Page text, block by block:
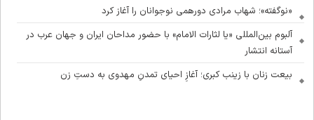
«نوگفته»؛ شهاب مرادی دورهمی نوجوانان را آغاز کرد
آلبوم بین‌المللی «یا لثارات الامام» با حضور مداحان ایران و جهان عرب در
آستانه انتشار
بیعت زنان با زینب کبری؛ آغازِ احیای تمدنِ مهدوی به دستِ زن